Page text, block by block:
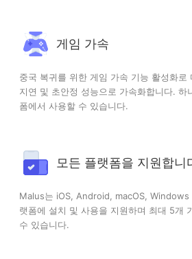
게임 가속
중국 복귀를 위한 게임 가속 기능 활성화로
지연 및 초안정 성능으로 가속화합니다. 하
폼에서 사용할 수 있습니다.
모든 플랫폼을 지원합니
Malus는 iOS, Android, macOS, Windows
랫폼에 설치 및 사용을 지원하며 최대 5개
수 있습니다.